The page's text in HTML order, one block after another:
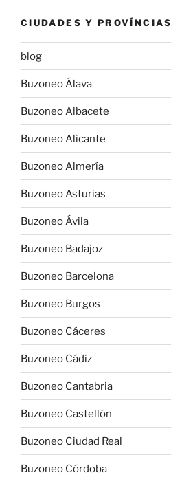
CIUDADES Y PROVÍNCIAS
blog
Buzoneo Álava
Buzoneo Albacete
Buzoneo Alicante
Buzoneo Almería
Buzoneo Asturias
Buzoneo Ávila
Buzoneo Badajoz
Buzoneo Barcelona
Buzoneo Burgos
Buzoneo Cáceres
Buzoneo Cádiz
Buzoneo Cantabria
Buzoneo Castellón
Buzoneo Ciudad Real
Buzoneo Córdoba